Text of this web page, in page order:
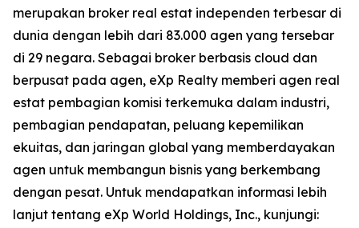
merupakan broker real estat independen terbesar di
dunia dengan lebih dari 83.000 agen yang tersebar
di 29 negara. Sebagai broker berbasis cloud dan
berpusat pada agen, eXp Realty memberi agen real
estat pembagian komisi terkemuka dalam industri,
pembagian pendapatan, peluang kepemilikan
ekuitas, dan jaringan global yang memberdayakan
agen untuk membangun bisnis yang berkembang
dengan pesat. Untuk mendapatkan informasi lebih
lanjut tentang eXp World Holdings, Inc., kunjungi: